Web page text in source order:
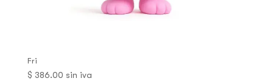
Fri
$ 386.00 sin iva